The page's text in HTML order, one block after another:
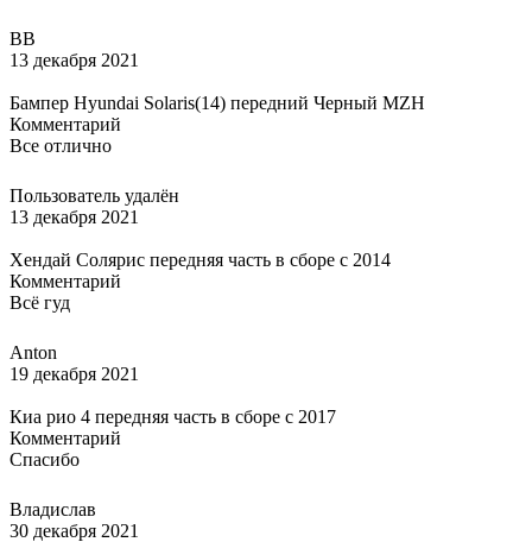
ВВ
13 декабря 2021
Бампер Hyundai Solaris(14) передний Черный MZH
Комментарий
Все отлично
Пользователь удалён
13 декабря 2021
Хендай Солярис передняя часть в сборе с 2014
Комментарий
Всё гуд
Anton
19 декабря 2021
Киа рио 4 передняя часть в сборе с 2017
Комментарий
Спасибо
Владислав
30 декабря 2021